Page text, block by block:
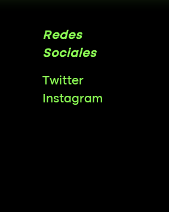
Redes
Sociales
Twitter
Instagram